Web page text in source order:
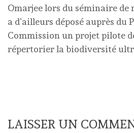
Omarjee lors du séminaire
a d’ailleurs déposé auprès du
Commission un projet pilote
répertorier la biodiversité
LAISSER UN